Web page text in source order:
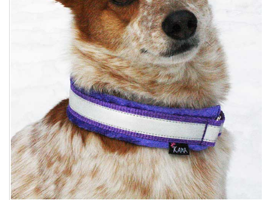
SHINE-TALUTTIMET
MONITOIMITALUTTIMET
PEHMEEE!-TALUTTIMET
Y-VALJAAT
NAMSTERI-NAMIPUSSI
KAKKAPUSSIBÄGIT
SPECIAL EDITIONS
LOPETETUT MALLISTOT
SATIN